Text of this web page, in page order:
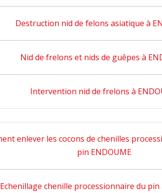
Destruction nid de felons asiatique à
Nid de frelons et nids de guêpes à
Intervention nid de frelons à
enlever les cocons de chenilles
pin ENDOUME
Echenillage chenille processionnaire du pin